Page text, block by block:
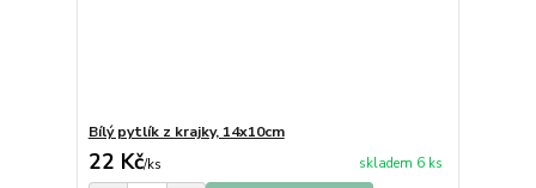
Bílý pytlík z krajky, 14x10cm
22 Kč/ks skladem 6 ks